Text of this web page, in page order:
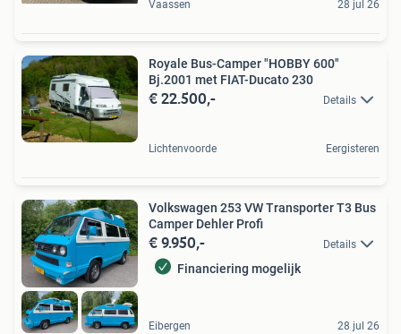
Vaassen 28 jul 26
Royale Bus-Camper "HOBBY 600"
Bj.2001 met FIAT-Ducato 230
€ 22.500,- Details
Lichtenvoorde Eergisteren
Volkswagen 253 VW Transporter T3 Bus
Camper Dehler Profi
€ 9.950,- Details
Financiering mogelijk
Eibergen 28 jul 26